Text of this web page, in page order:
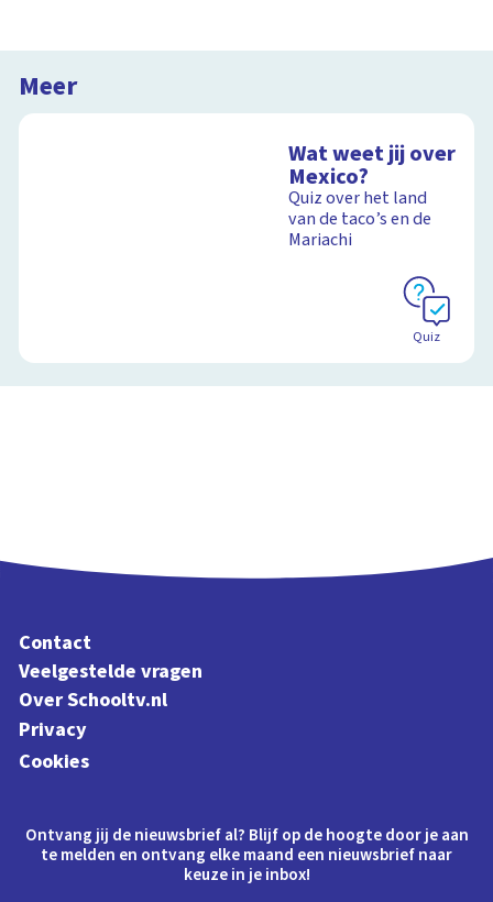
Meer
Wat weet jij over
Mexico?
Quiz over het land
van de taco’s en de
Mariachi
Quiz
Contact
Veelgestelde vragen
Over Schooltv.nl
Privacy
Cookies
Ontvang jij de nieuwsbrief al? Blijf op de hoogte door je aan
te melden en ontvang elke maand een nieuwsbrief naar
keuze in je inbox!